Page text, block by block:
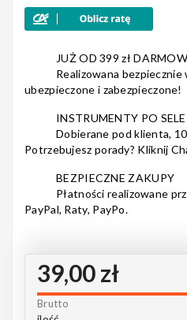
Nagłośnienie
Akcesoria
Kursy/Szkolenia
Rainbow
JUŻ OD 399 zł
Realizowana bezpiecznie
ubezpieczone i zabezpieczone!
INSTRUMENTY PO
Dobierane pod klienta,
Potrzebujesz porady? Kliknij
BEZPIECZNE ZAKUPY
Płatności realizowane
PayPal, Raty, PayPo.
39,00 zł
Brutto